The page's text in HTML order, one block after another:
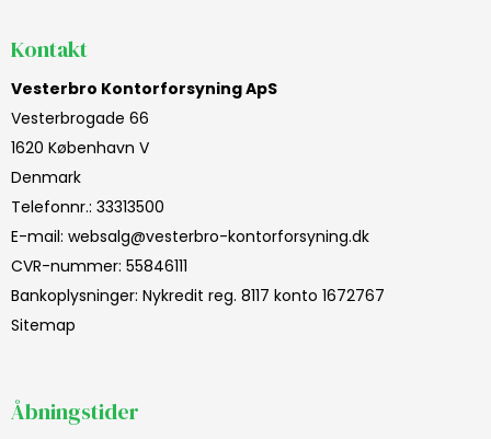
Kontakt
Vesterbro Kontorforsyning ApS
Vesterbrogade 66
1620 København V
Denmark
Telefonnr.: 33313500
E-mail: websalg@vesterbro-kontorforsyning.dk
CVR-nummer: 55846111
Bankoplysninger: Nykredit reg. 8117 konto 1672767
Sitemap
Åbningstider